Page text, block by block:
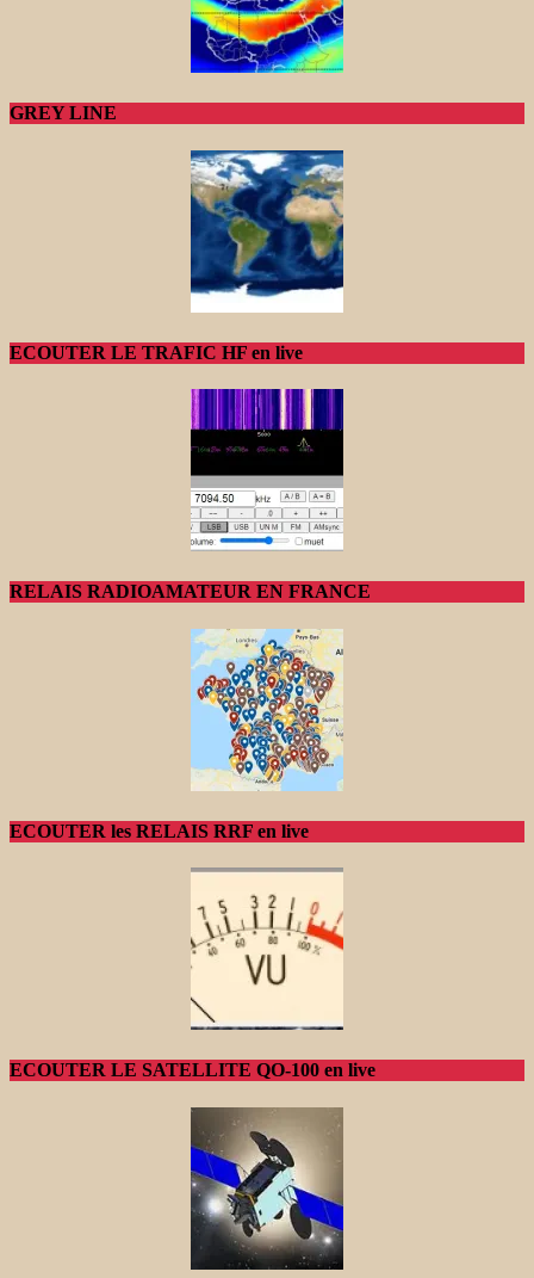
GREY LINE
ECOUTER LE TRAFIC HF en live
RELAIS RADIOAMATEUR EN FRANCE
ECOUTER les RELAIS RRF en live
ECOUTER LE SATELLITE QO-100 en live